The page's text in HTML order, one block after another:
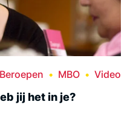
Beroepen MBO Video
jij het in je?